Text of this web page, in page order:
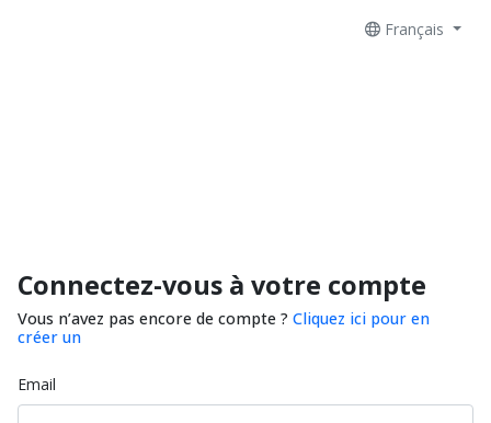
Français
Connectez-vous à votre compte
Vous n’avez pas encore de compte ? Cliquez ici pour en
créer un
Email